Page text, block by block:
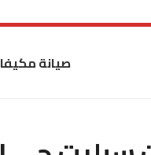
صيانة